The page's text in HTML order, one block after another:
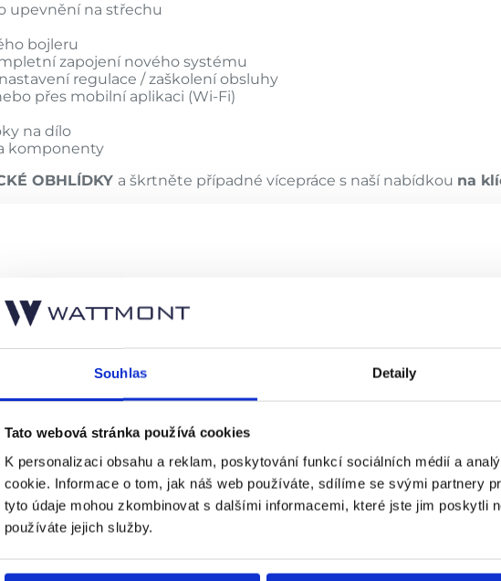
Souhlas Detaily
Tato webová stránka používá cookies
K personalizaci obsahu a reklam, poskytování funkcí sociálních médií a
cookie. Informace o tom, jak náš web používáte, sdílíme se svými partnery
tyto údaje mohou zkombinovat s dalšími informacemi, které jste jim poskytli
používáte jejich služby.
upevnění na střechu
bojleru
zapojení nového systému
regulace / zaškolení obsluhy
přes mobilní aplikaci (Wi-Fi)
na dílo
komponenty
OBHLÍDKY a škrtněte případné vícepráce s naší nabídkou na